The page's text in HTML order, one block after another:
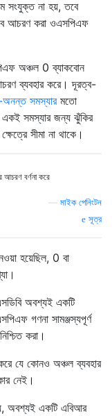
সংযুক্ত না হয়, তবে
আচরণ করা ওএসপিএফ
অঞ্চল 0 ব্যাকবোন
ব্যবহার করে। দূরত্ব-
অনন্ত সমস্যারমতো
একই সমস্যার জন্য ঝুঁকির
সীমা না থাকে।
বর্ণনা করে
মাইক পেনিংটন
সূত্র
হয়েছিল, 0 বা
অবশ্যই একটি
গণনা সামঞ্জস্যপূর্ণ
করা।
যে কোনও অঞ্চল ব্যবহার
নেই।
অবশ্যই একটি এবিআর